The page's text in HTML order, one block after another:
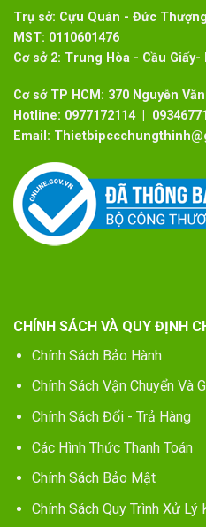
Trụ sở: Cựu Quán - Đức
MST: 0110601476
Cơ sở 2: Trung Hòa - Cầu Giấy-
Cơ sở TP HCM: 370 Nguyễn
Hotline: 0977172114 |
Email:
CHÍNH SÁCH VÀ QUY ĐỊNH
Chính Sách Bảo Hành
Chính Sách Vận Chuyển Và
Chính Sách Đổi - Trả Hàng
Các Hình Thức Thanh Toán
Chính Sách Bảo Mật
Chính Sách Quy Trình Xử Lý